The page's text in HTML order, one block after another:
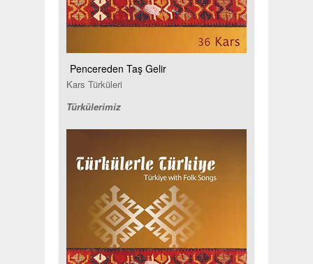
Pencereden Taş Gelir
Kars Türküleri
Türkülerimiz